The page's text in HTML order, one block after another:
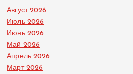
Август 2026
Июль 2026
Июнь 2026
Май 2026
Апрель 2026
Март 2026